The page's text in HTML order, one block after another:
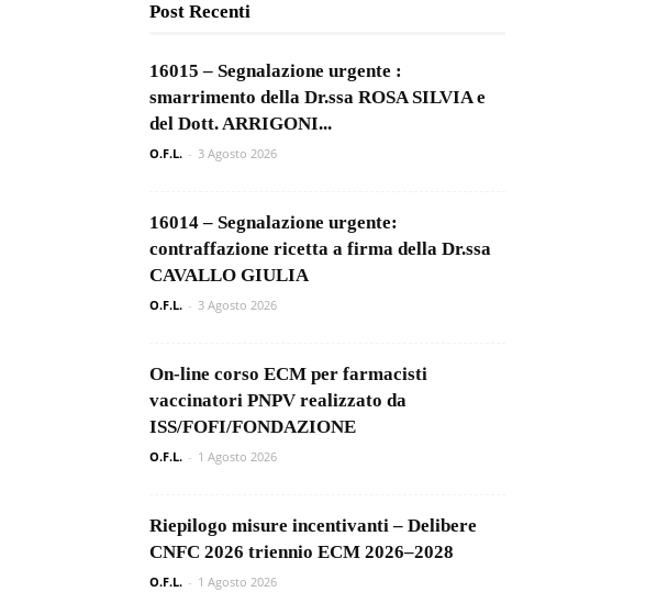
Post Recenti
16015 – Segnalazione urgente :
smarrimento della Dr.ssa ROSA SILVIA e
del Dott. ARRIGONI...
O.F.L. - 3 Agosto 2026
16014 – Segnalazione urgente:
contraffazione ricetta a firma della Dr.ssa
CAVALLO GIULIA
O.F.L. - 3 Agosto 2026
On-line corso ECM per farmacisti
vaccinatori PNPV realizzato da
ISS/FOFI/FONDAZIONE
O.F.L. - 1 Agosto 2026
Riepilogo misure incentivanti – Delibere
CNFC 2026 triennio ECM 2026–2028
O.F.L. - 1 Agosto 2026